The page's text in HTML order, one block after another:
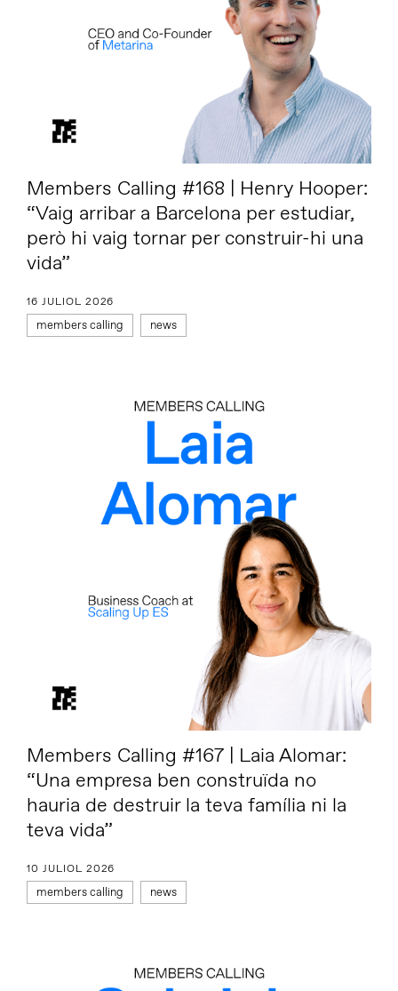
Members Calling #168 | Henry Hooper:
“Vaig arribar a Barcelona per estudiar,
però hi vaig tornar per construir-hi una
vida”
16 JULIOL 2026
members calling news
Members Calling #167 | Laia Alomar:
“Una empresa ben construïda no
hauria de destruir la teva família ni la
teva vida”
10 JULIOL 2026
members calling news